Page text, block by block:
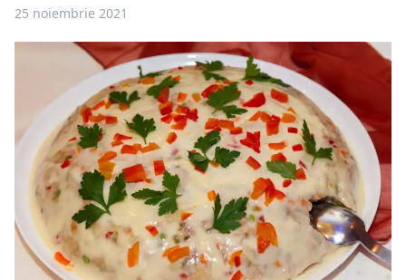
25 noiembrie 2021